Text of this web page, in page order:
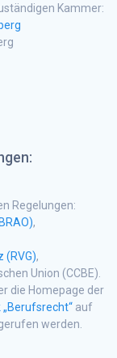
Kammer:
Regelungen:
,
(RVG),
Union (CCBE).
die Homepage der
„Berufsrecht“auf
werden.